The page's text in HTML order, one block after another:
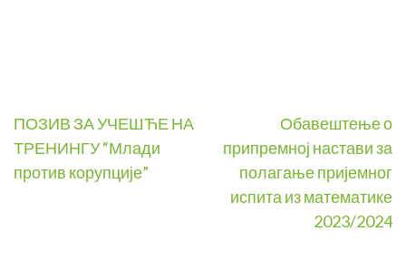
Post
navigation
ПОЗИВ ЗА УЧЕШЋЕ НА
ТРЕНИНГУ “Млади
против корупције”
Обавештење о
припремној настави за
полагање пријемног
испита из математике
2023/2024